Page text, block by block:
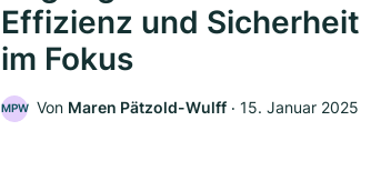
Effizienz und Sicherheit
im Fokus
MPW Von Maren Pätzold-Wulff ‧ 15. Januar 2025